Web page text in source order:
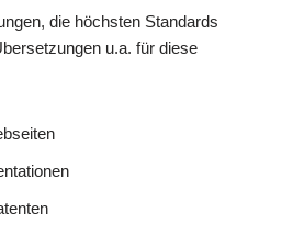
die höchsten Standards
u.a. für diese